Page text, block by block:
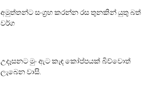
අමුත්තන්ට සංග්‍රහ කරන්න රස තුනකින් යුතු බත්
වර්ග
උදෑසනට මුං ඇට කැඳ කෝප්පයක් බිව්වොත්
ලැබෙන වාසි.